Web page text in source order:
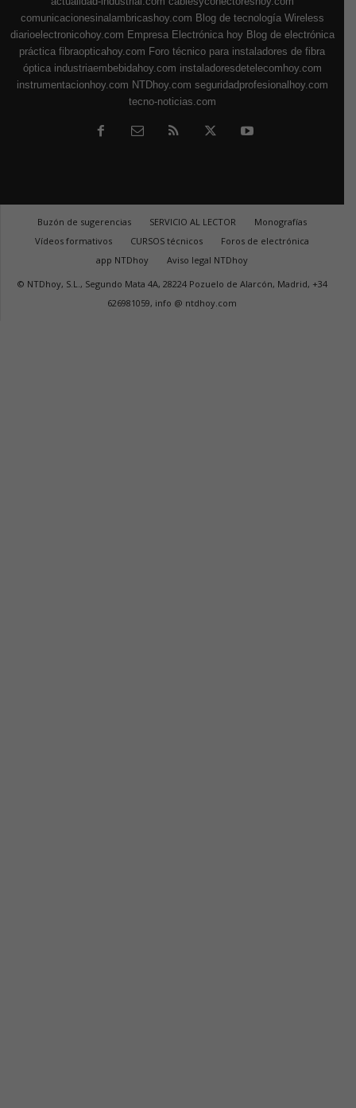
comunicacionesinalambricashoy.com Blog de tecnología Wireless
diarioelectronicohoy.com Empresa Electrónica hoy Blog de electrónica
práctica fibraopticahoy.com Foro técnico para instaladores de fibra
óptica industriaembebidahoy.com instaladoresdetelecomhoy.com
instrumentacionhoy.com NTDhoy.com seguridadprofesionalhoy.com
tecno-noticias.com
Buzón de sugerencias SERVICIO AL LECTOR
Monografías
Vídeos formativos
CURSOS técnicos
Foros de electrónica
app NTDhoy
Aviso legal NTDhoy
© NTDhoy, S.L., Segundo Mata 4A, 28224 Pozuelo de Alarcón, Madrid, +34
626981059, info @ ntdhoy.com